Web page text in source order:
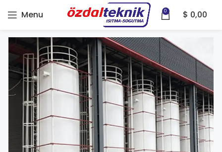
Menu 0 $ 0,00